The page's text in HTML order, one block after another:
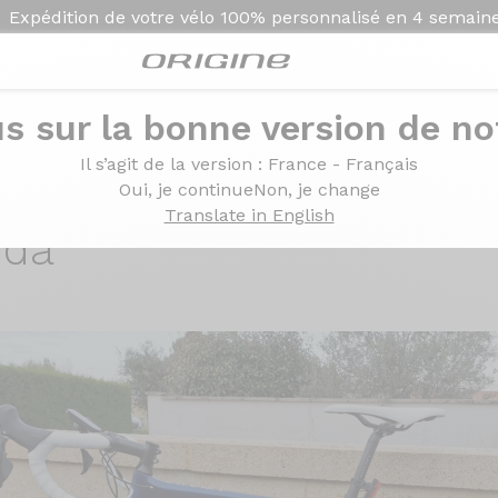
Expédition de votre vélo 100% personnalisé en 4
sur la bonne version de
Il s’agit de la version : France - Français
Oui, je continueNon, je change
Translate in English
R7000 - Roues Campagnolo Zonda
105 R7000 -